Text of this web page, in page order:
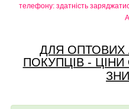
телефону: здатність
ДЛЯ ОПТОВИХ
ПОКУПЦІВ -